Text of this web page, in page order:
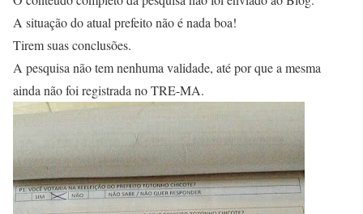
A situação do atual prefeito não é nada boa!
Tirem suas conclusões.
A pesquisa não tem nenhuma validade, até por que a mesma
ainda não foi registrada no TRE-MA.